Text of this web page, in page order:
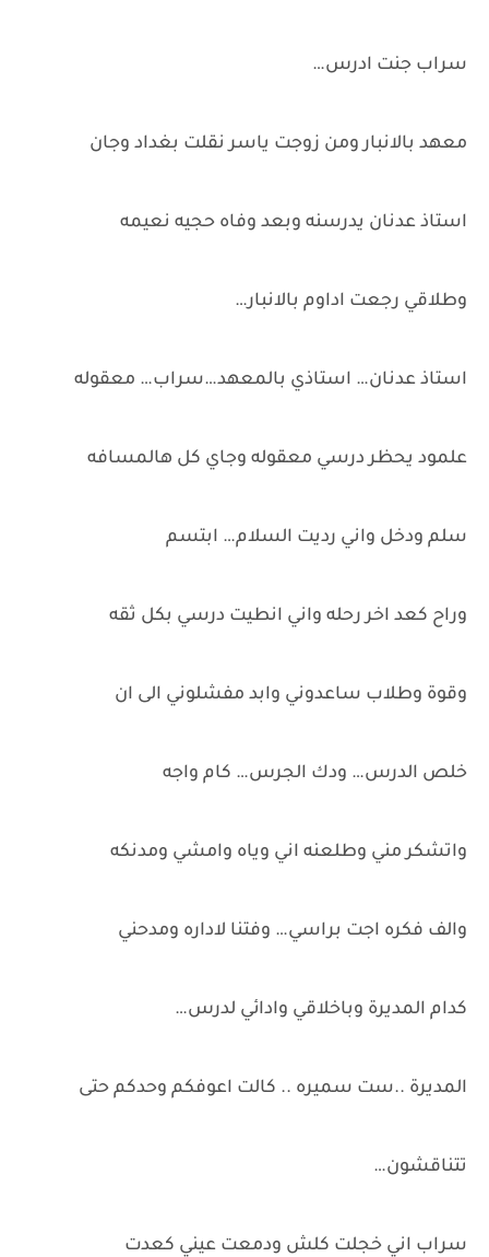
سراب جنت ادرس…
معهد بالانبار ومن زوجت ياسر نقلت بغداد وجان
استاذ عدنان يدرسنه وبعد وفاه حجيه نعيمه
وطلاقي رجعت اداوم بالانبار…
استاذ عدنان… استاذي بالمعهد…سراب… معقوله
علمود يحظر درسي معقوله وجاي كل هالمسافه
سلم ودخل واني رديت السلام… ابتسم
وراح كعد اخر رحله واني انطيت درسي بكل ثقه
وقوة وطلاب ساعدوني وابد مفشلوني الى ان
خلص الدرس… ودك الجرس… كام واجه
واتشكر مني وطلعنه اني وياه وامشي ومدنكه
والف فكره اجت براسي… وفتنا لاداره ومدحني
كدام المديرة وباخلاقي وادائي لدرس…
المديرة ..ست سميره .. كالت اعوفكم وحدكم حتى
تتناقشون…
سراب اني خجلت كلش ودمعت عيني كعدت